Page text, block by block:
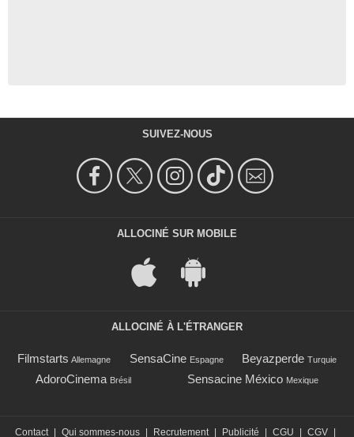
SUIVEZ-NOUS
ALLOCINÉ SUR MOBILE
ALLOCINÉ À L'ÉTRANGER
Filmstarts Allemagne SensaCine Espagne Beyazperde Turquie
AdoroCinema Brésil Sensacine México Mexique
Contact Qui sommes-nous Recrutement Publicité CGU CGV